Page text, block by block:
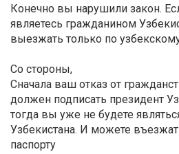
Конечно вы нарушили закон.
являетесь гражданином
выезжать только по
Со стороны,
Сначала ваш отказ от
должен подписать президент
тогда вы уже не будете
Узбекистана. И можете
паспорту